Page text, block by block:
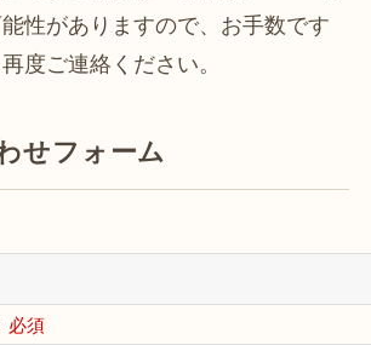
性がありますので、お手数です
度ご連絡ください。
せフォーム
必須